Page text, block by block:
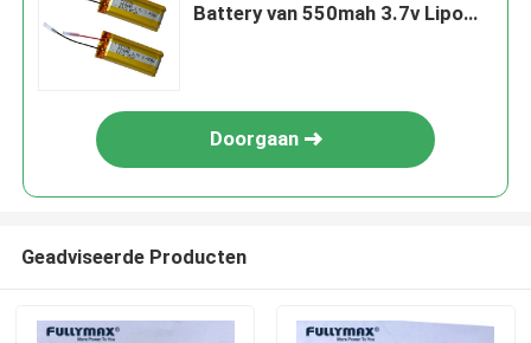
Battery van 550mah 3.7v Lipo
Doorgaan
Geadviseerde Producten